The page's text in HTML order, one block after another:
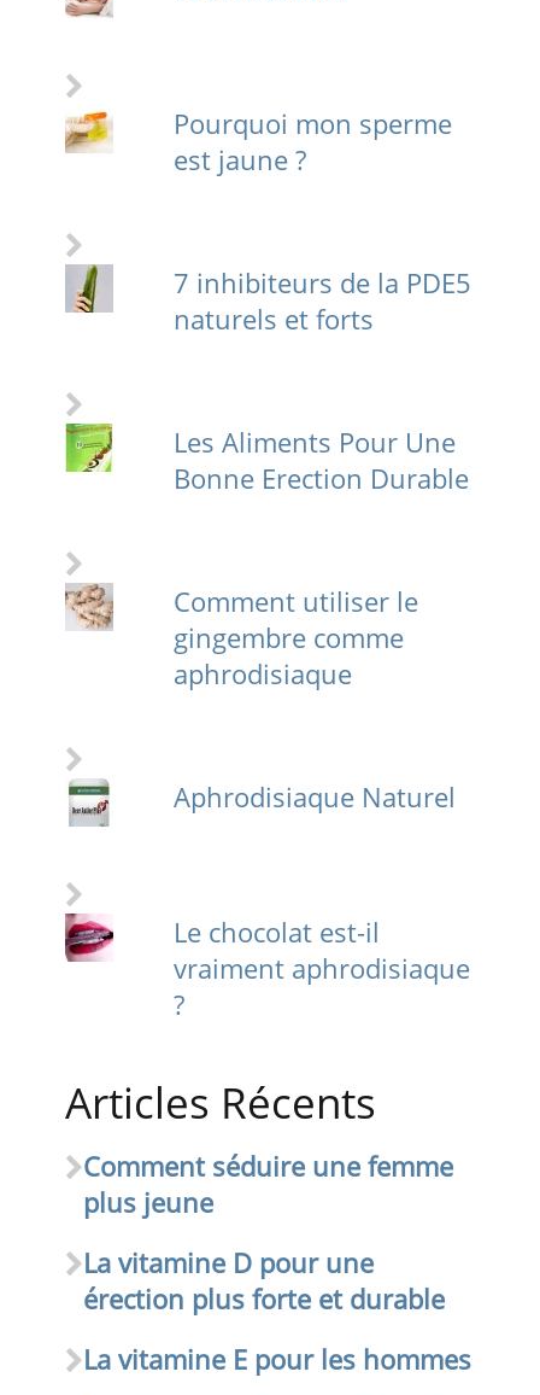
Pourquoi mon sperme
est jaune ?
7 inhibiteurs de la PDE5
naturels et forts
Les Aliments Pour Une
Bonne Erection Durable
Comment utiliser le
gingembre comme
aphrodisiaque
Aphrodisiaque Naturel
Le chocolat est-il
vraiment aphrodisiaque
?
Articles Récents
Comment séduire une femme
plus jeune
La vitamine D pour une
érection plus forte et durable
La vitamine E pour les hommes